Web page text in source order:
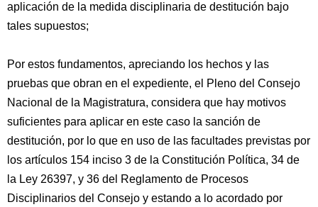
aplicación de la medida disciplinaria de destitución bajo
tales supuestos;
Por estos fundamentos, apreciando los hechos y las
pruebas que obran en el expediente, el Pleno del Consejo
Nacional de la Magistratura, considera que hay motivos
suficientes para aplicar en este caso la sanción de
destitución, por lo que en uso de las facultades previstas por
los artículos 154 inciso 3 de la Constitución Política, 34 de
la Ley 26397, y 36 del Reglamento de Procesos
Disciplinarios del Consejo y estando a lo acordado por